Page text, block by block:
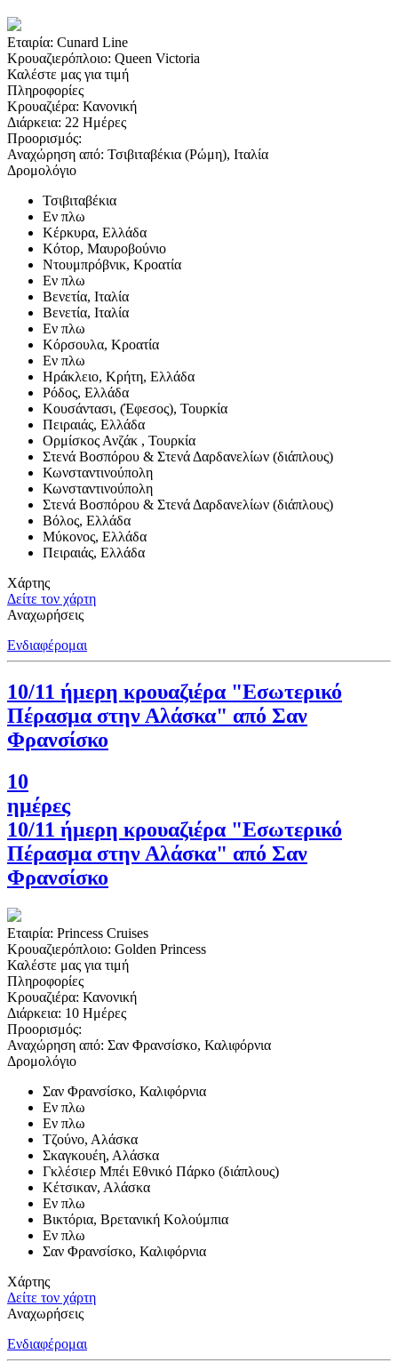
Εταιρία: Cunard Line
Κρουαζιερόπλοιο: Queen Victoria
Καλέστε μας για τιμή
Πληροφορίες
Κρουαζιέρα: Κανονική
Διάρκεια: 22 Ημέρες
Προορισμός:
Αναχώρηση από: Τσιβιταβέκια (Ρώμη), Ιταλία
Δρομολόγιο
Τσιβιταβέκια
Εν πλω
Κέρκυρα, Ελλάδα
Κότορ, Μαυροβούνιο
Ντουμπρόβνικ, Κροατία
Εν πλω
Βενετία, Ιταλία
Βενετία, Ιταλία
Εν πλω
Κόρσουλα, Κροατία
Εν πλω
Ηράκλειο, Κρήτη, Ελλάδα
Ρόδος, Ελλάδα
Κουσάντασι, (Έφεσος), Τουρκία
Πειραιάς, Ελλάδα
Ορμίσκος Ανζάκ , Τουρκία
Στενά Βοσπόρου & Στενά Δαρδανελίων (διάπλους)
Κωνσταντινούπολη
Κωνσταντινούπολη
Στενά Βοσπόρου & Στενά Δαρδανελίων (διάπλους)
Βόλος, Ελλάδα
Μύκονος, Ελλάδα
Πειραιάς, Ελλάδα
Χάρτης
Δείτε τον χάρτη
Αναχωρήσεις
Ενδιαφέρομαι
10/11 ήμερη κρουαζιέρα "Εσωτερικό
Πέρασμα στην Αλάσκα" από Σαν
Φρανσίσκο
10
ημέρες
10/11 ήμερη κρουαζιέρα "Εσωτερικό
Πέρασμα στην Αλάσκα" από Σαν
Φρανσίσκο
Εταιρία: Princess Cruises
Κρουαζιερόπλοιο: Golden Princess
Καλέστε μας για τιμή
Πληροφορίες
Κρουαζιέρα: Κανονική
Διάρκεια: 10 Ημέρες
Προορισμός:
Αναχώρηση από: Σαν Φρανσίσκο, Καλιφόρνια
Δρομολόγιο
Σαν Φρανσίσκο, Καλιφόρνια
Εν πλω
Εν πλω
Τζούνο, Αλάσκα
Σκαγκουέη, Αλάσκα
Γκλέσιερ Μπέι Εθνικό Πάρκο (διάπλους)
Κέτσικαν, Αλάσκα
Εν πλω
Βικτόρια, Βρετανική Κολούμπια
Εν πλω
Σαν Φρανσίσκο, Καλιφόρνια
Χάρτης
Δείτε τον χάρτη
Αναχωρήσεις
Ενδιαφέρομαι